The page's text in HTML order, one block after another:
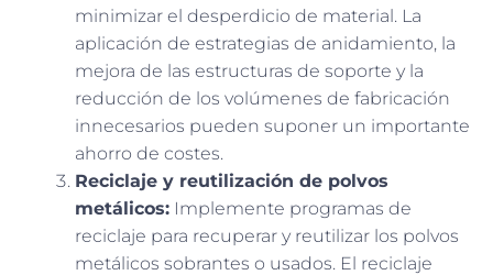
minimizar el desperdicio de material. La
aplicación de estrategias de anidamiento, la
mejora de las estructuras de soporte y la
reducción de los volúmenes de fabricación
innecesarios pueden suponer un importante
ahorro de costes.
Reciclaje y reutilización de polvos
metálicos: Implemente programas de
reciclaje para recuperar y reutilizar los polvos
metálicos sobrantes o usados. El reciclaje